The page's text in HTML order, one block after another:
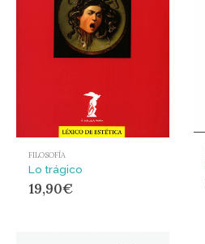
FILOSOFÍA
Lo trágico
19,90€